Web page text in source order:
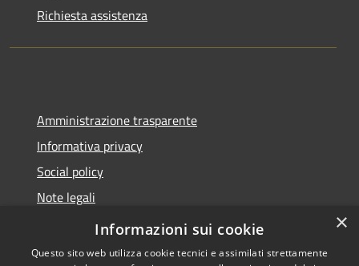
Richiesta assistenza
Amministrazione trasparente
Informativa privacy
Social policy
Note legali
Dichiarazione di accessibilità
×
Informazioni sui cookie
Questo sito web utilizza cookie tecnici e assimilati strettamente